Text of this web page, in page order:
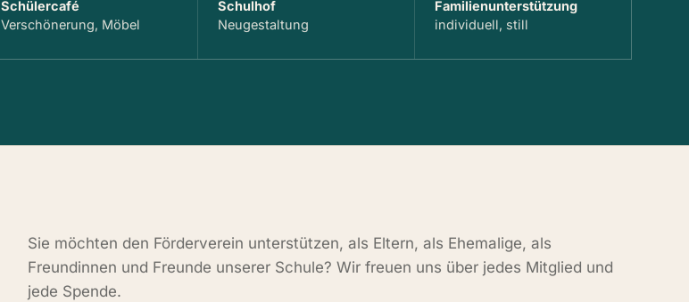
Schülercafé
Verschönerung, Möbel
Schulhof
Neugestaltung
Familien­unterstützung
individuell, still
Sie möchten den Förderverein unterstützen, als Eltern, als Ehemalige, als
Freundinnen und Freunde unserer Schule? Wir freuen uns über jedes Mitglied und
jede Spende.